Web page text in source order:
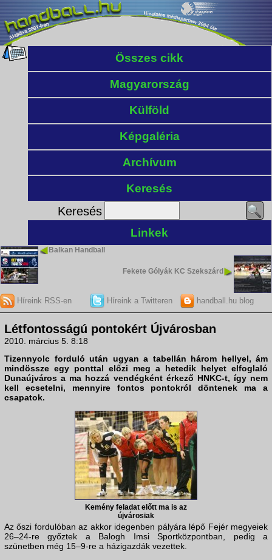
Összes cikk
Magyarország
Külföld
Képgaléria
Archívum
Keresés
Keresés
Linkek
Balkan Handball
Fekete Gólyák KC Szekszárd
Híreink RSS-en Híreink a Twitteren handball.hu blog
Létfontosságú pontokért Újvárosban
2010. március 5. 8:18
Tizennyolc forduló után ugyan a tabellán három hellyel, ám
mindössze egy ponttal előzi meg a hetedik helyet elfoglaló
Dunaújváros a ma hozzá vendégként érkező HNKC-t, így nem
kell ecsetelni, mennyire fontos pontokról döntenek ma a
csapatok.
Kemény feladat előtt ma is az
újvárosiak
Az őszi fordulóban az akkor idegenben pályára lépő Fejér megyeiek
26–24-re győztek a Balogh Imsi Sportközpontban, pedig a
szünetben még 15–9-re a házigazdák vezettek.